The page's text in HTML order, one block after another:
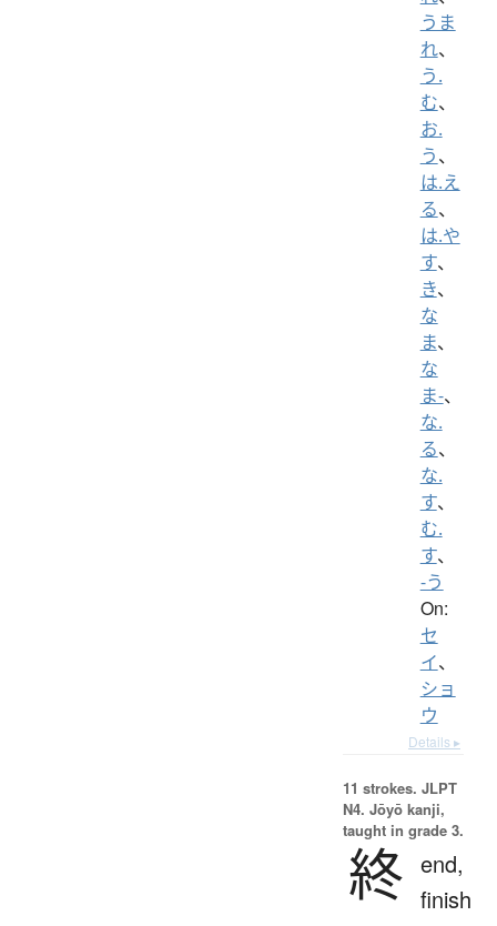
うま
れ、
う.
む、
お.
う、
は.え
る、
は.や
す、
き、
な
ま、
な
ま-、
な.
る、
な.
す、
む.
す、
-う
On:
セ
イ、
ショ
ウ
Details ▸
11 strokes. JLPT
N4. Jōyō kanji,
taught in grade 3.
終 end,
finish